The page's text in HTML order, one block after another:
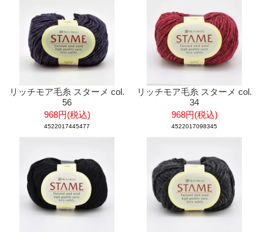
リッチモア毛糸 スターメ col.
56
968円(税込)
4522017445477
リッチモア毛糸 スターメ col.
34
968円(税込)
4522017098345